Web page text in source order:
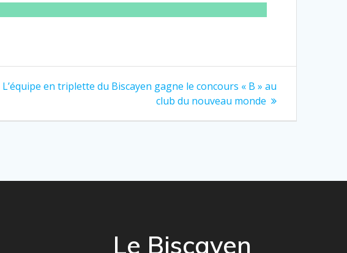
Article
L’équipe en triplette du Biscayen gagne le concours « B » au
club du nouveau monde
Le Biscayen